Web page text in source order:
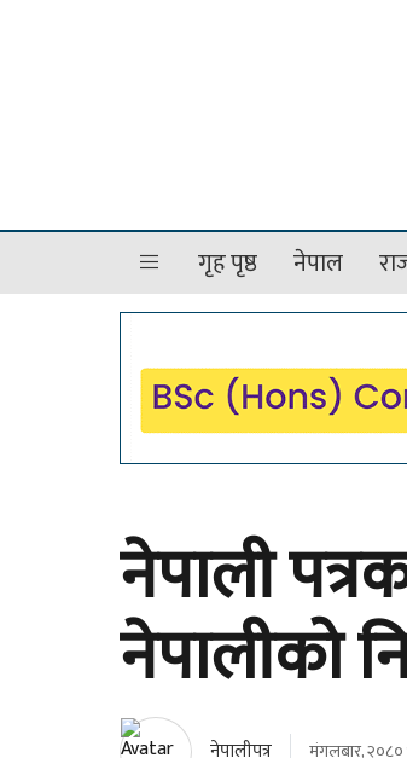
गृह पृष्ठ नेपाल
नेपाली
नेपालीको
नेपालीपत्र मंगलबार, २०८०